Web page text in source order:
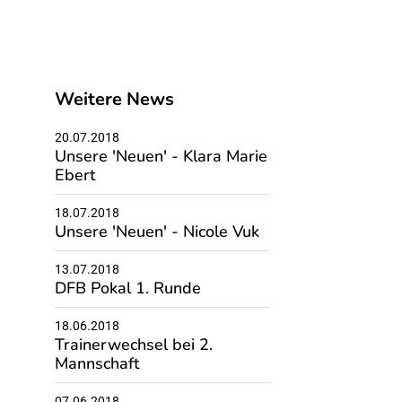
Weitere News
20.07.2018
Unsere 'Neuen' - Klara Marie
Ebert
18.07.2018
Unsere 'Neuen' - Nicole Vuk
13.07.2018
DFB Pokal 1. Runde
18.06.2018
Trainerwechsel bei 2.
Mannschaft